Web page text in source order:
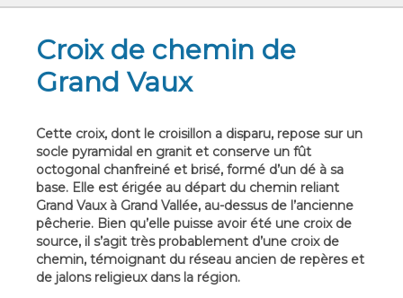
Croix de chemin de
Grand Vaux
Cette croix, dont le croisillon a disparu, repose sur un
socle pyramidal en granit et conserve un fût
octogonal chanfreiné et brisé, formé d’un dé à sa
base. Elle est érigée au départ du chemin reliant
Grand Vaux à Grand Vallée, au-dessus de l’ancienne
pêcherie. Bien qu’elle puisse avoir été une croix de
source, il s’agit très probablement d’une croix de
chemin, témoignant du réseau ancien de repères et
de jalons religieux dans la région.